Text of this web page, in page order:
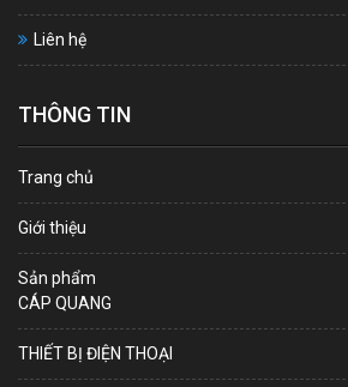
Liên hệ
THÔNG TIN
Trang chủ
Giới thiệu
Sản phẩm
CÁP QUANG
THIẾT BỊ ĐIỆN THOẠI